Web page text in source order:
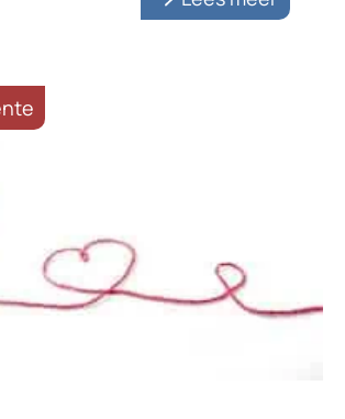
de boodschap. De tekst zet
met […]